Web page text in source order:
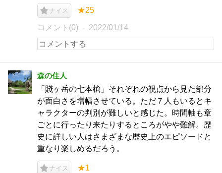
ナイス ★25
コメント(0) 2022/01/14
森の住人
「賤ヶ岳の七本槍」それぞれの視点から見た部分
が面白さを増幅させている。ただ７人もいるとキ
ャラクターの判別が難しいと感じた。時間軸も章
ごとに行ったり来たりするところがやや難解。歴
史に詳しい人はさまざまな歴史上のエピソードと
重なり楽しめるだろう。
ナイス ★1